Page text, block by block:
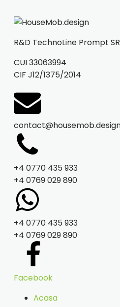
R&D TechnoLine Prompt
CUI 33063994
CIF J12/1375/2014
Acasa
+4 0770 435 933
+4 0769 029 890
+4 0770 435 933
+4 0769 029 890
Facebook